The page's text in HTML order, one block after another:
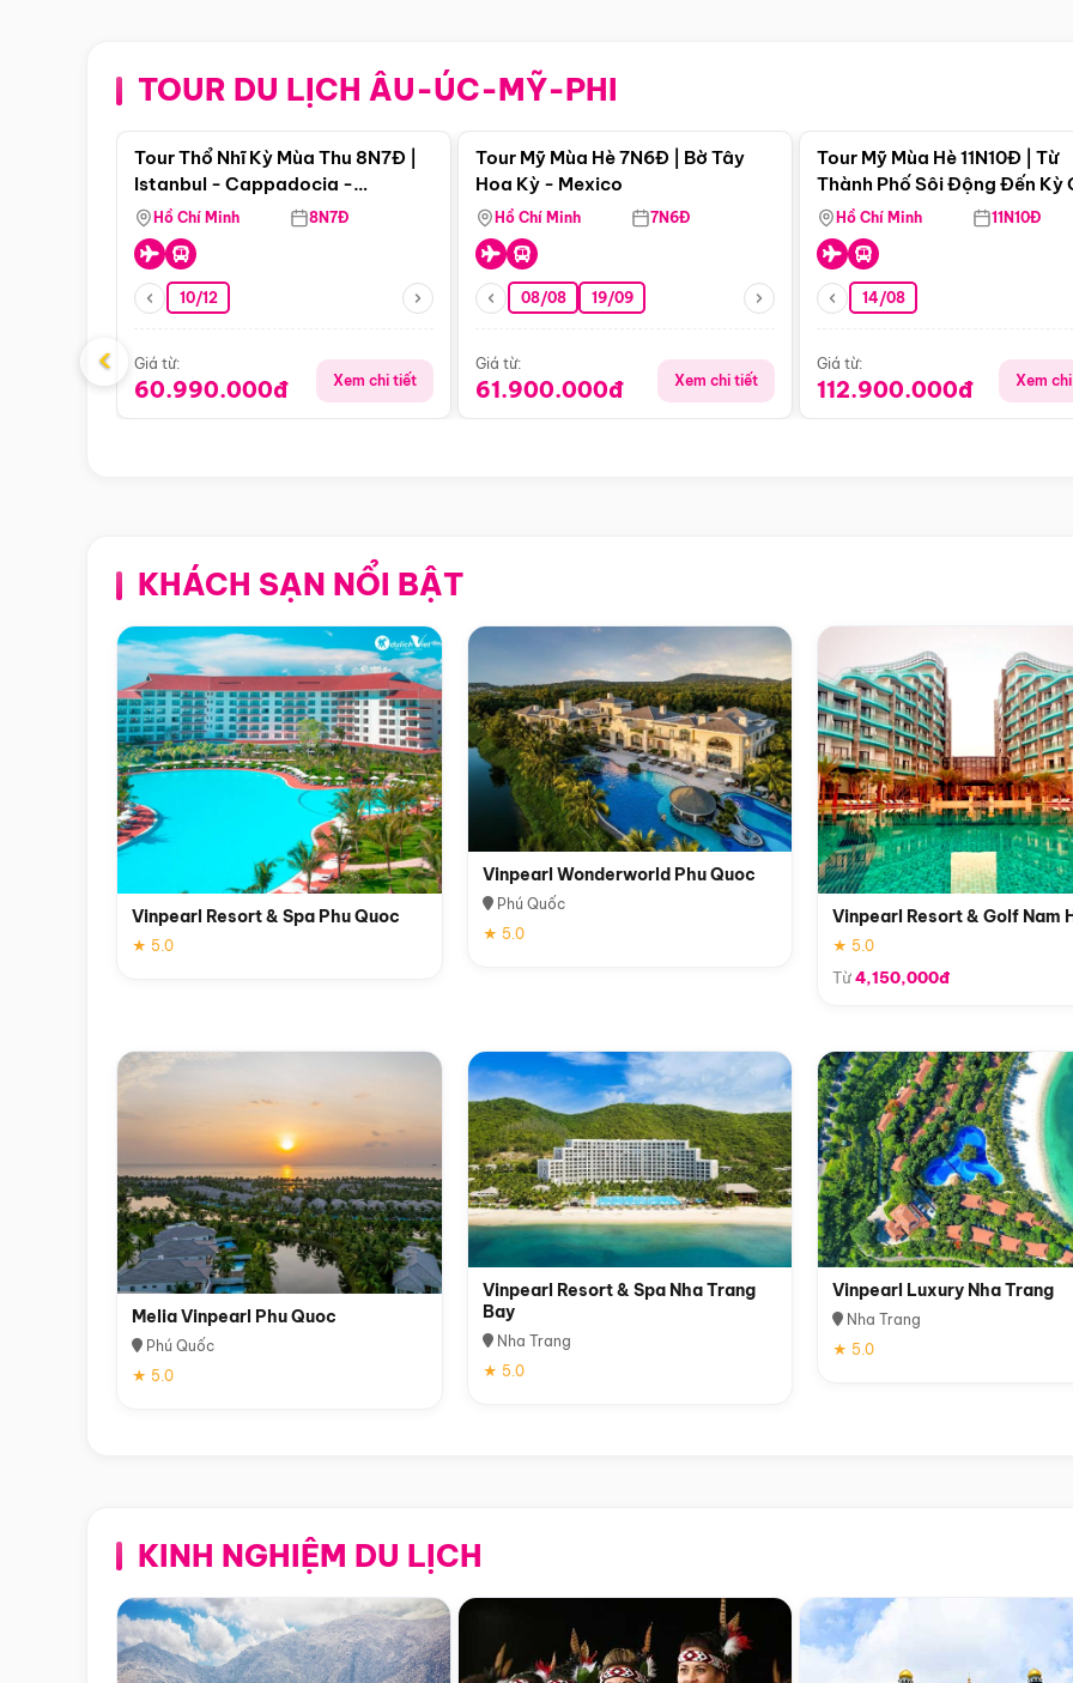
TOUR DU LỊCH ÂU-ÚC-MỸ-PHI
Điểm nổi bật
Tour Thổ Nhĩ Kỳ Mùa Thu 8N7Đ |
Istanbul - Cappadocia -
Pamukkale
Hồ Chí Minh 8N7Đ
10/12
Giá từ:
60.990.000đ Xem chi tiết
Tour Mỹ Mùa Hè 7N6Đ | Bờ Tây
Hoa Kỳ - Mexico
Hồ Chí Minh 7N6Đ
08/08 19/09
Giá từ:
61.900.000đ Xem chi tiết
Tour Mỹ Mùa Hè 11N10Đ | Từ
Thành Phố Sôi Động Đến Kỳ
Thiên Nhiên Mỹ
Hồ Chí Minh 11N10Đ
14/08
Giá từ:
112.900.000đ Xem
‹
KHÁCH SẠN NỔI BẬT
Vinpearl Resort & Spa Phu Quoc
★ 5.0
Vinpearl Wonderworld Phu Quoc
Phú Quốc
★ 5.0
Vinpearl Resort & Golf Nam
★ 5.0
Từ4,150,000đ
Melia Vinpearl Phu Quoc
Phú Quốc
★ 5.0
Vinpearl Resort & Spa Nha Trang
Bay
Nha Trang
★ 5.0
Vinpearl Luxury Nha Trang
Nha Trang
★ 5.0
KINH NGHIỆM DU LỊCH